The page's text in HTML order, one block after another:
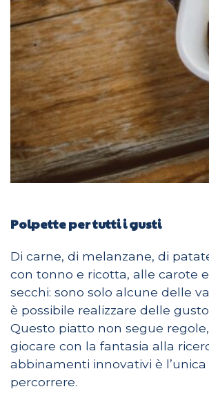
Polpette per tutti i gusti
Di carne, di melanzane, di
con tonno e ricotta, alle carote
secchi: sono solo alcune delle
è possibile realizzare delle
Questo piatto non segue
giocare con la fantasia alla
abbinamenti innovativi è l’unica
percorrere.